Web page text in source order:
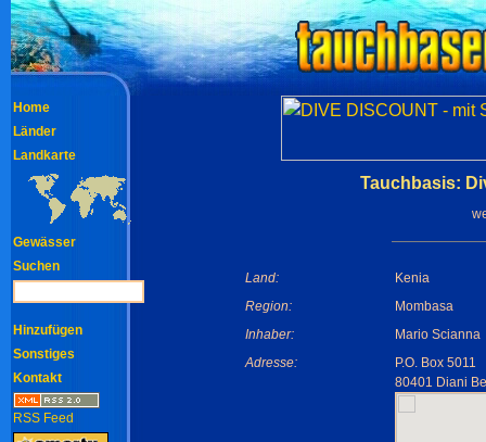
Tauchbasis:
Land:
Kenia
Region:
Mombasa
Inhaber:
Mario Scianna
Adresse:
P.O. Box 5011
80401 Diani
Home
Länder
Landkarte
Gewässer
Suchen
Hinzufügen
Sonstiges
Kontakt
RSS Feed